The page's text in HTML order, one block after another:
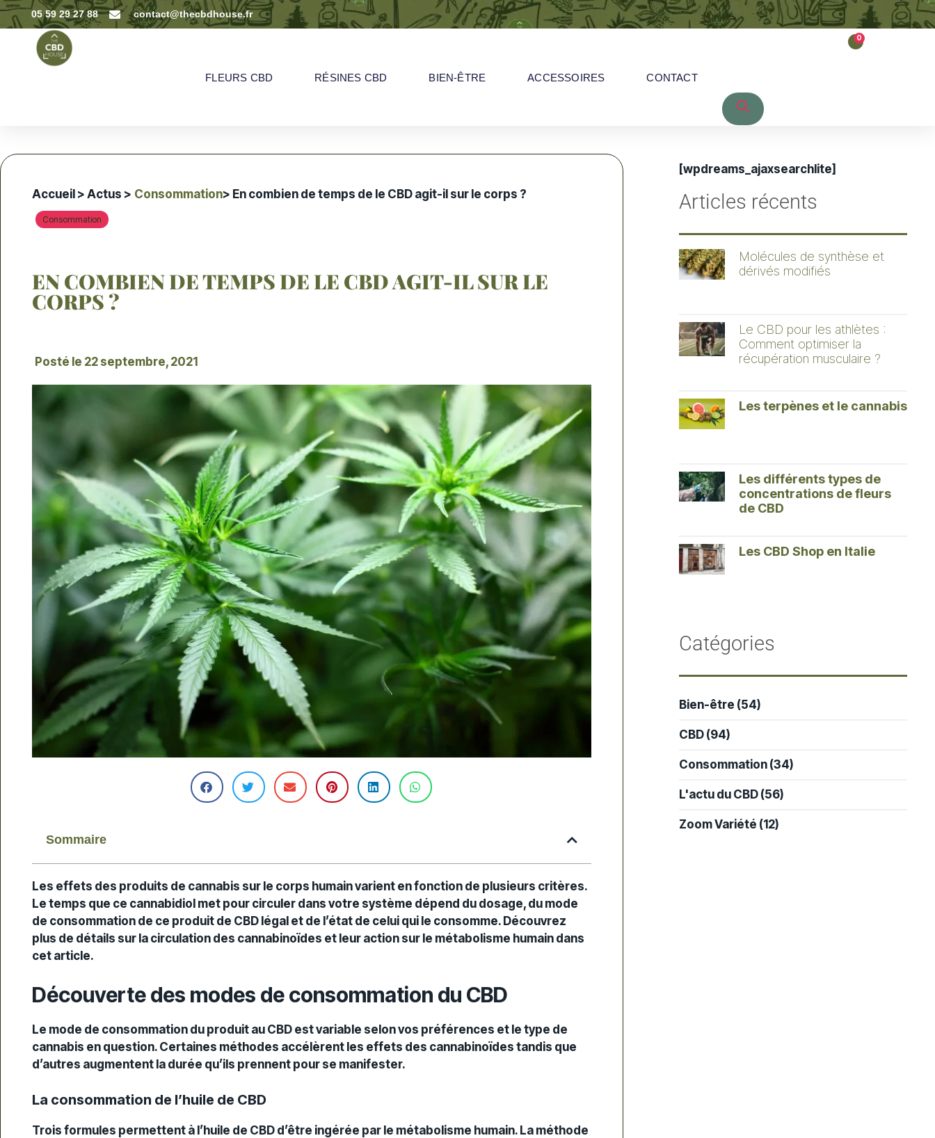
--
05 59 29 27 88 contact@thecbdhouse.fr
FLEURS CBD RÉSINES CBD BIEN-ÊTRE ACCESSOIRES CONTACT
0
Accueil> Actus > Consommation> En combien de temps de le CBD agit-il sur le corps ?
Consommation
EN COMBIEN DE TEMPS DE LE CBD AGIT-IL SUR LE
CORPS ?
Posté le 22 septembre, 2021
Sommaire
Les effets des produits de cannabis sur le corps humain varient en fonction de plusieurs critères.
Le temps que ce cannabidiol met pour circuler dans votre système dépend du dosage, du mode
de consommation de ce produit de CBD légal et de l’état de celui qui le consomme. Découvrez
plus de détails sur la circulation des cannabinoïdes et leur action sur le métabolisme humain dans
cet article.
Découverte des modes de consommation du CBD
Le mode de consommation du produit au CBD est variable selon vos préférences et le type de
cannabis en question. Certaines méthodes accélèrent les effets des cannabinoïdes tandis que
d’autres augmentent la durée qu’ils prennent pour se manifester.
La consommation de l’huile de CBD
Trois formules permettent à l’huile de CBD d’être ingérée par le métabolisme humain. La méthode
[wpdreams_ajaxsearchlite]
Articles récents
Molécules de synthèse et
dérivés modifiés
Le CBD pour les athlètes :
Comment optimiser la
récupération musculaire ?
Les terpènes et le cannabis
Les différents types de
concentrations de fleurs
de CBD
Les CBD Shop en Italie
Catégories
Bien-être (54)
CBD(94)
Consommation(34)
L'actu du CBD(56)
Zoom Variété (12)